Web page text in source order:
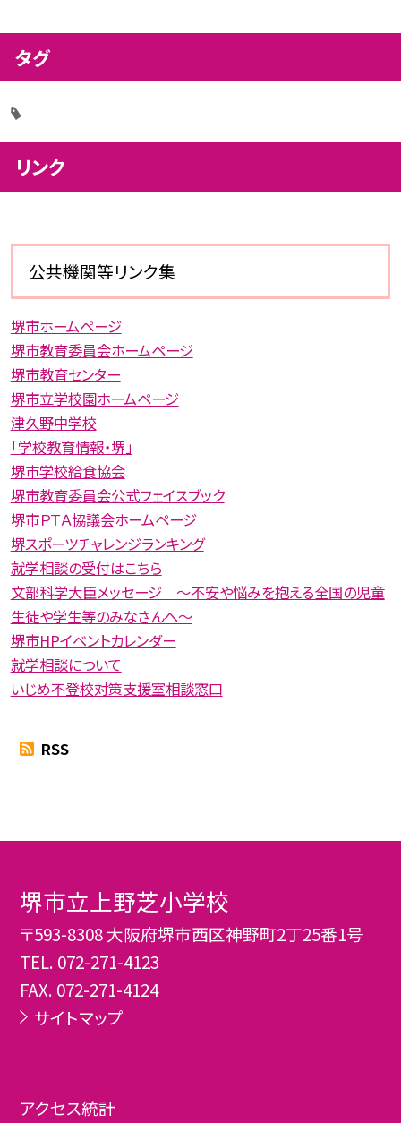
タグ
リンク
公共機関等リンク集
堺市ホームページ
堺市教育委員会ホームページ
堺市教育センター
堺市立学校園ホームページ
津久野中学校
「学校教育情報・堺」
堺市学校給食協会
堺市教育委員会公式フェイスブック
堺市ＰＴＡ協議会ホームページ
堺スポーツチャレンジランキング
就学相談の受付はこちら
文部科学大臣メッセージ 〜不安や悩みを抱える全国の児童
生徒や学生等のみなさんへ〜
堺市HPイベントカレンダー
就学相談について
いじめ不登校対策支援室相談窓口
RSS
堺市立上野芝小学校
〒593-8308 大阪府堺市西区神野町2丁25番1号
TEL. 072-271-4123
FAX. 072-271-4124
サイトマップ
アクセス統計